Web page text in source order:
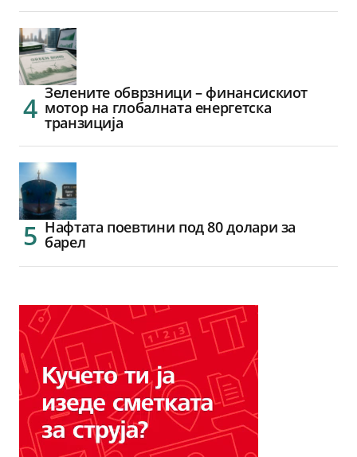
Зелените обврзници – финансискиот
мотор на глобалната енергетска
транзиција
Нафтата поевтини под 80 долари за
барел